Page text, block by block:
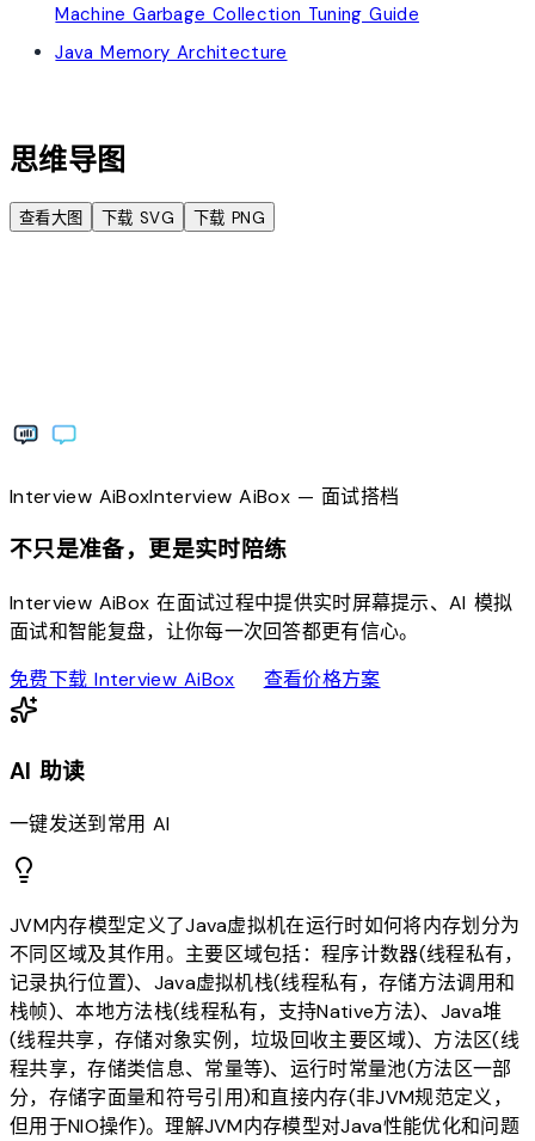
Machine Garbage Collection Tuning Guide
Java Memory Architecture
思维导图
查看大图 下载 SVG 下载 PNG
Interview AiBoxInterviewAiBox— 面试搭档
不只是准备，更是实时陪练
Interview AiBox 在面试过程中提供实时屏幕提示、AI 模拟
面试和智能复盘，让你每一次回答都更有信心。
免费下载 Interview AiBoxdownload查看价格方案sell
AI 助读
一键发送到常用 AI
JVM内存模型定义了Java虚拟机在运行时如何将内存划分为
不同区域及其作用。主要区域包括：程序计数器(线程私有，
记录执行位置)、Java虚拟机栈(线程私有，存储方法调用和
栈帧)、本地方法栈(线程私有，支持Native方法)、Java堆
(线程共享，存储对象实例，垃圾回收主要区域)、方法区(线
程共享，存储类信息、常量等)、运行时常量池(方法区一部
分，存储字面量和符号引用)和直接内存(非JVM规范定义，
但用于NIO操作)。理解JVM内存模型对Java性能优化和问题